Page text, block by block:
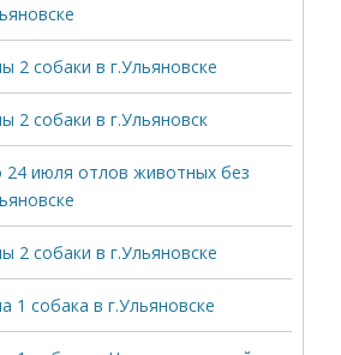
2 собаки в г.Ульяновске
2 собаки в г.Ульяновск
24 июля отлов животных без
2 собаки в г.Ульяновске
1 собака в г.Ульяновске